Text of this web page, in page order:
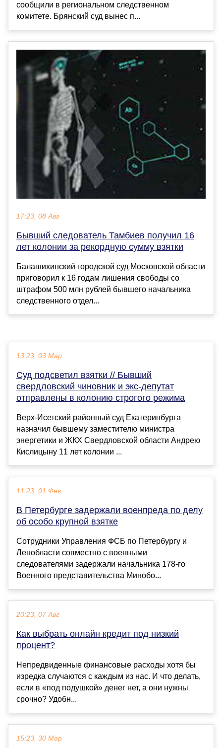
сообщили в региональном следственном
комитете. Брянский суд вынес п...
17:23, 08 Авг
Бывший следователь Тамбиев получил 16
лет колонии за рекордную сумму взятки
Балашихинский городской суд Московской области
приговорил к 16 годам лишения свободы со
штрафом 500 млн рублей бывшего начальника
следственного отдел...
13:23, 03 Мар
Суд подсветил взятки // Бывший
свердловский чиновник и экс-депутат
отправлены в колонию строгого режима
Верх-Исетский районный суд Екатеринбурга
назначил бывшему заместителю министра
энергетики и ЖКХ Свердловской области Андрею
Кислицыну 11 лет колонии ...
11:23, 01 Фев
В Петербурге задержали военпреда по делу
об особо крупной взятке
Сотрудники Управления ФСБ по Петербургу и
Ленобласти совместно с военными
следователями задержали начальника 178-го
Военного представительства Минобо...
20:23, 07 Авг
Как выбрать онлайн кредит под низкий
процент?
Непредвиденные финансовые расходы хотя бы
изредка случаются с каждым из нас. И что делать,
если в «под подушкой» денег нет, а они нужны
срочно? Удобн...
15:23, 30 Мар